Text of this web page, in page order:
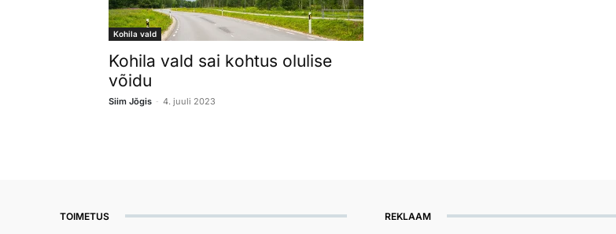
Kohila vald
Kohila vald sai kohtus olulise
võidu
Siim Jõgis - 4. juuli 2023
TOIMETUS REKLAAM